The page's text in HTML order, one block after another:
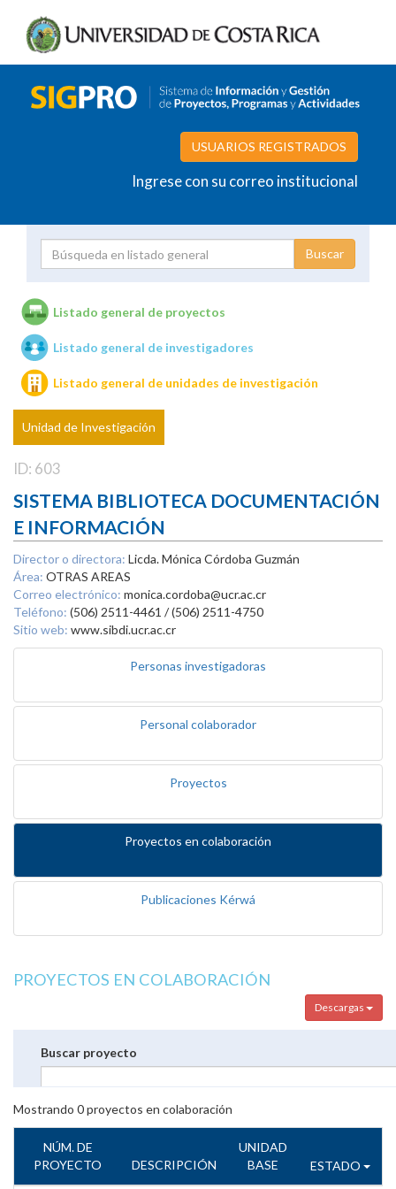
USUARIOS REGISTRADOS
Ingrese con su correo institucional
Unidades de investigación
Listado general de proyectos
Listado general de investigadores
Listado general de unidades de investigación
Unidad de Investigación
ID: 603
SISTEMA BIBLIOTECA DOCUMENTACIÓN
E INFORMACIÓN
Director o directora: Licda. Mónica Córdoba Guzmán
Área: OTRAS AREAS
Correo electrónico: monica.cordoba@ucr.ac.cr
Teléfono: (506) 2511-4461 / (506) 2511-4750
Sitio web: www.sibdi.ucr.ac.cr
Personas investigadoras
Personal colaborador
Proyectos
Proyectos en colaboración
Publicaciones Kérwá
PROYECTOS EN COLABORACIÓN
Descargas
Buscar proyecto
Mostrando 0proyectos en colaboración
NÚM. DE
PROYECTO
DESCRIPCIÓN
UNIDAD
BASE
ESTADO